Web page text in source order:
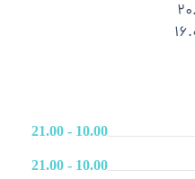
10.00 - 21.00
10.00 - 21.00